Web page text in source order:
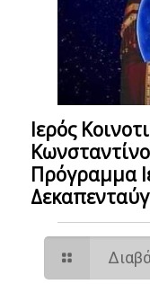
Ιερός
Πρόγραμμα